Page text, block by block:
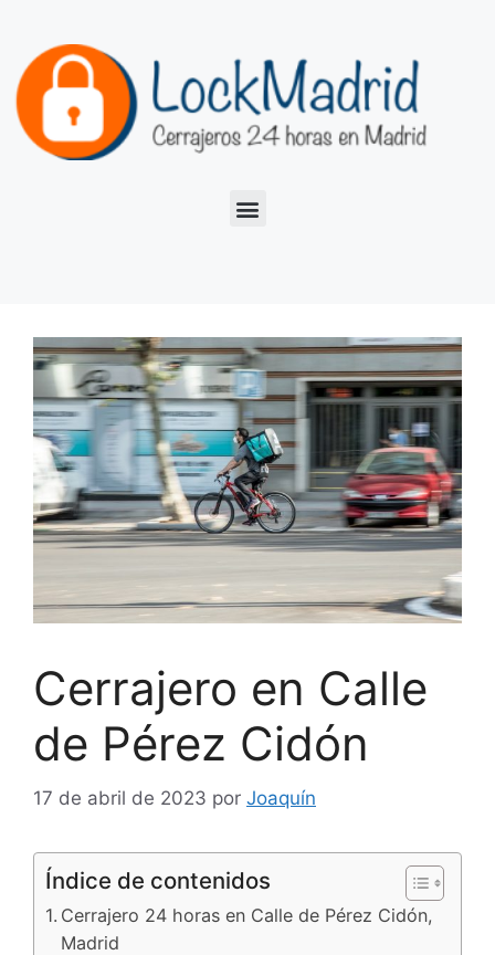
Cerrajero en Calle
de Pérez Cidón
17 de abril de 2023 por Joaquín
Índice de contenidos
Cerrajero 24 horas en Calle de Pérez Cidón,
Madrid